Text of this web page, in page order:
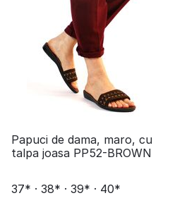
​Papuci de dama, maro, cu
talpa joasa PP52-BROWN
37* · 38* · 39* · 40*